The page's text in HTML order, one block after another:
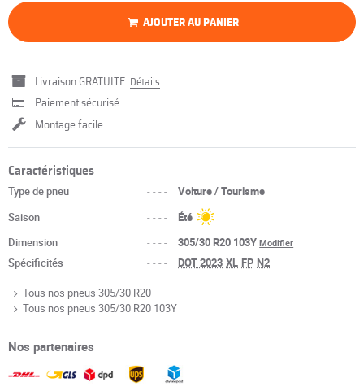
AJOUTER AU PANIER
Livraison GRATUITE. Détails
Paiement sécurisé
Montage facile
Caractéristiques
Type de pneu ----
Voiture / Tourisme
Saison
----
Été
Dimension
---- 305/30 R20 103YModifier
Spécificités ---- DOT 2023 XL FP N2
Tous nos pneus 305/30 R20
Tous nos pneus 305/30 R20 103Y
Nos partenaires